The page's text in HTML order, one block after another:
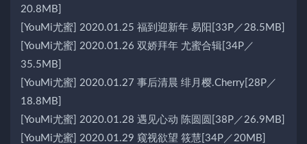
20.8MB]
[YouMi尤蜜] 2020.01.25 福到迎新年 易阳[33P／28.5MB]
[YouMi尤蜜] 2020.01.26 双娇拜年 尤蜜合辑[34P／
35.5MB]
[YouMi尤蜜] 2020.01.27 事后清晨 绯月樱.Cherry[28P／
18.8MB]
[YouMi尤蜜] 2020.01.28 遇见心动 陈圆圆[38P／26.9MB]
[YouMi尤蜜] 2020.01.29 窥视欲望 筱慧[34P／20MB]